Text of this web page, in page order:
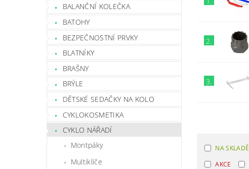
BALANČNÍ KOLEČKA
BATOHY
BEZPEČNOSTNÍ PRVKY
BLATNÍKY
BRAŠNY
BRÝLE
DĚTSKÉ SEDAČKY NA KOLO
CYKLOKOSMETIKA
CYKLO NÁŘADÍ
Montpáky
Multiklíče
2.
3.
NA SKLADĚ
AKCE